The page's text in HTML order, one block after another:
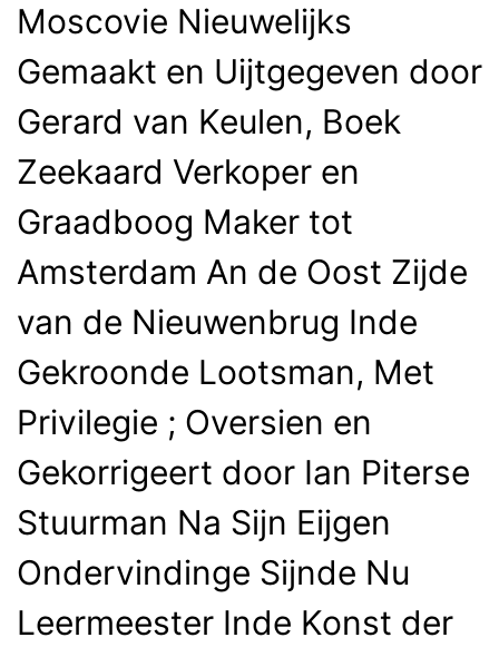
Moscovie Nieuwelijks
Gemaakt en Uijtgegeven door
Gerard van Keulen, Boek
Zeekaard Verkoper en
Graadboog Maker tot
Amsterdam An de Oost Zijde
van de Nieuwenbrug Inde
Gekroonde Lootsman, Met
Privilegie ; Oversien en
Gekorrigeert door Ian Piterse
Stuurman Na Sijn Eijgen
Ondervindinge Sijnde Nu
Leermeester Inde Konst der